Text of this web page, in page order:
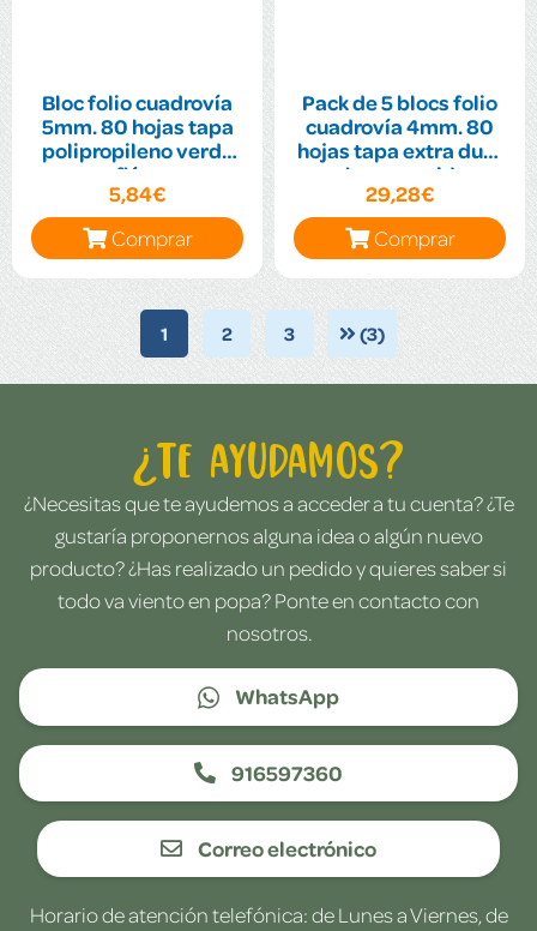
Bloc folio cuadrovía
5mm. 80 hojas tapa
polipropileno verde
flúor
5,84€
Comprar
Pack de 5 blocs folio
cuadrovía 4mm. 80
hojas tapa extra dura
colores surtidos
29,28€
Comprar
1 2 3 (3)
¿Te ayudamos?
¿Necesitas que te ayudemos a acceder a tu cuenta? ¿Te
gustaría proponernos alguna idea o algún nuevo
producto? ¿Has realizado un pedido y quieres saber si
todo va viento en popa? Ponte en contacto con
nosotros.
WhatsApp
916597360
Correo electrónico
Horario de atención telefónica: de Lunes a Viernes, de